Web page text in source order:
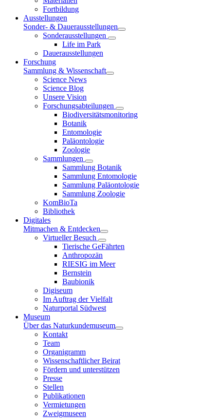
Fortbildung
Ausstellungen
Sonder- & Dauerausstellungen
Sonderausstellungen
Life im Park
Dauerausstellungen
Forschung
Sammlung & Wissenschaft
Science News
Science Blog
Unsere Vision
Forschungsabteilungen
Biodiversitätsmonitoring
Botanik
Entomologie
Paläontologie
Zoologie
Sammlungen
Sammlung Botanik
Sammlung Entomologie
Sammlung Paläontologie
Sammlung Zoologie
KomBioTa
Bibliothek
Digitales
Mitmachen & Entdecken
Virtueller Besuch
Tierische GeFährten
Anthropozän
RIESIG im Meer
Bernstein
Baubionik
Digiseum
Im Auftrag der Vielfalt
Naturportal Südwest
Museum
Über das Naturkundemuseum
Kontakt
Team
Organigramm
Wissenschaftlicher Beirat
Fördern und unterstützen
Presse
Stellen
Publikationen
Vermietungen
Zweigmuseen